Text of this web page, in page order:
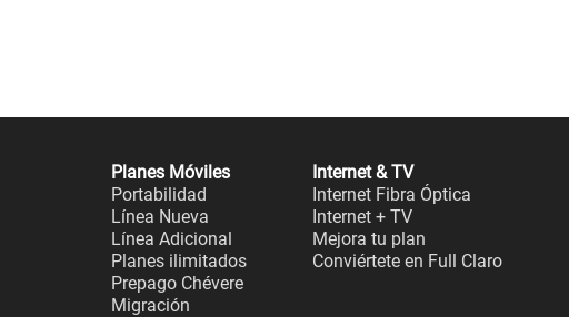
Planes Móviles
Portabilidad
Línea Nueva
Línea Adicional
Planes ilimitados
Prepago Chévere
Migración
Internet & TV
Internet Fibra Óptica
Internet + TV
Mejora tu plan
Conviértete en Full Claro